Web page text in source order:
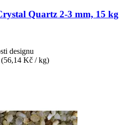
Quartz 2-​3 mm, 15 kg
designu
(56,14 Kč / kg)